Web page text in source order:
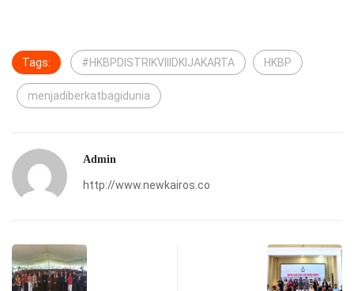
Tags: #HKBPDISTRIKVIIIDKIJAKARTA HKBP
menjadiberkatbagidunia
Admin
http://www.newkairos.co